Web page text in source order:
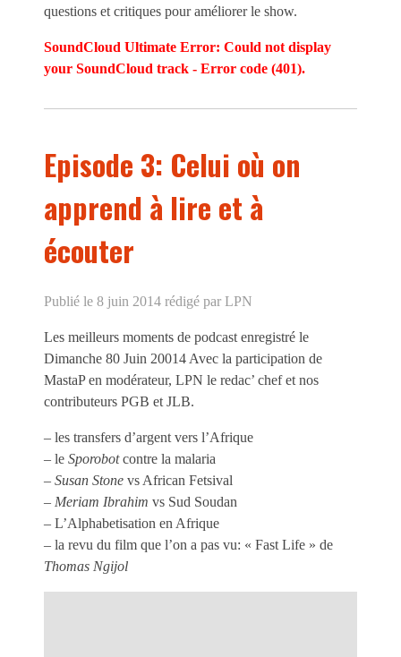
questions et critiques pour améliorer le show.
SoundCloud Ultimate Error: Could not display
your SoundCloud track - Error code (401).
Episode 3: Celui où on
apprend à lire et à
écouter
Publié le 8 juin 2014 rédigé par LPN
Les meilleurs moments de podcast enregistré le
Dimanche 80 Juin 20014 Avec la participation de
MastaP en modérateur, LPN le redac’ chef et nos
contributeurs PGB et JLB.
– les transfers d’argent vers l’Afrique
– le Sporobotcontre la malaria
– Susan Stone vs African Fetsival
– Meriam Ibrahim vs Sud Soudan
– L’Alphabetisation en Afrique
– la revu du film que l’on a pas vu: « Fast Life » de
Thomas Ngijol